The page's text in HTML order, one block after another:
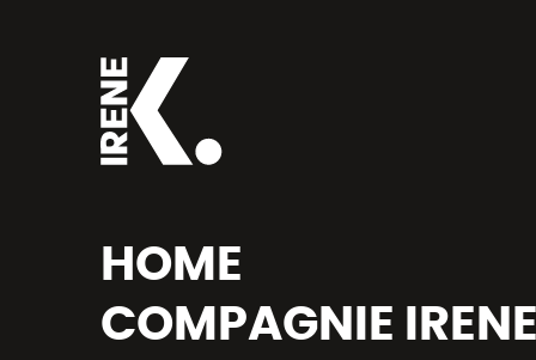
HOME
COMPAGNIE